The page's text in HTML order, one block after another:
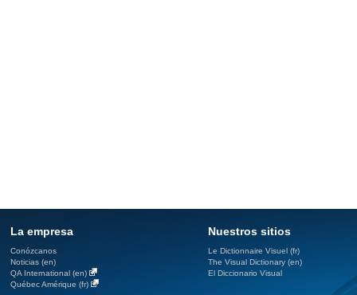
La empresa
Conózcanos
Noticias (en)
QA International (en)
Québec Amérique (fr)
Nuestros sitios
Le Dictionnaire Visuel (fr)
The Visual Dictionary (en)
El Diccionario Visual